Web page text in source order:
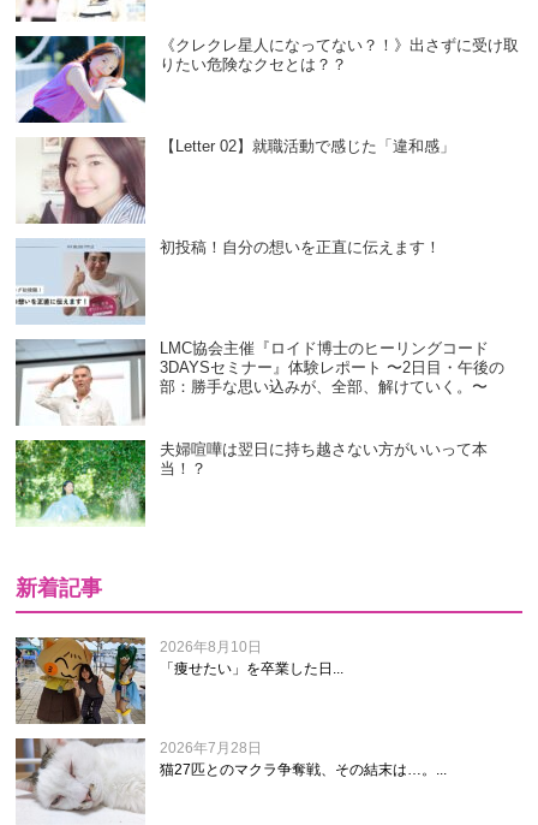
《クレクレ星人になってない？！》出さずに受け取
りたい危険なクセとは？？
【Letter 02】就職活動で感じた「違和感」
初投稿！自分の想いを正直に伝えます！
LMC協会主催『ロイド博士のヒーリングコード
3DAYSセミナー』体験レポート 〜2日目・午後の
部：勝手な思い込みが、全部、解けていく。〜
夫婦喧嘩は翌日に持ち越さない方がいいって本
当！？
新着記事
2026年8月10日
「痩せたい」を卒業した日...
2026年7月28日
猫27匹とのマクラ争奪戦、その結末は…。...